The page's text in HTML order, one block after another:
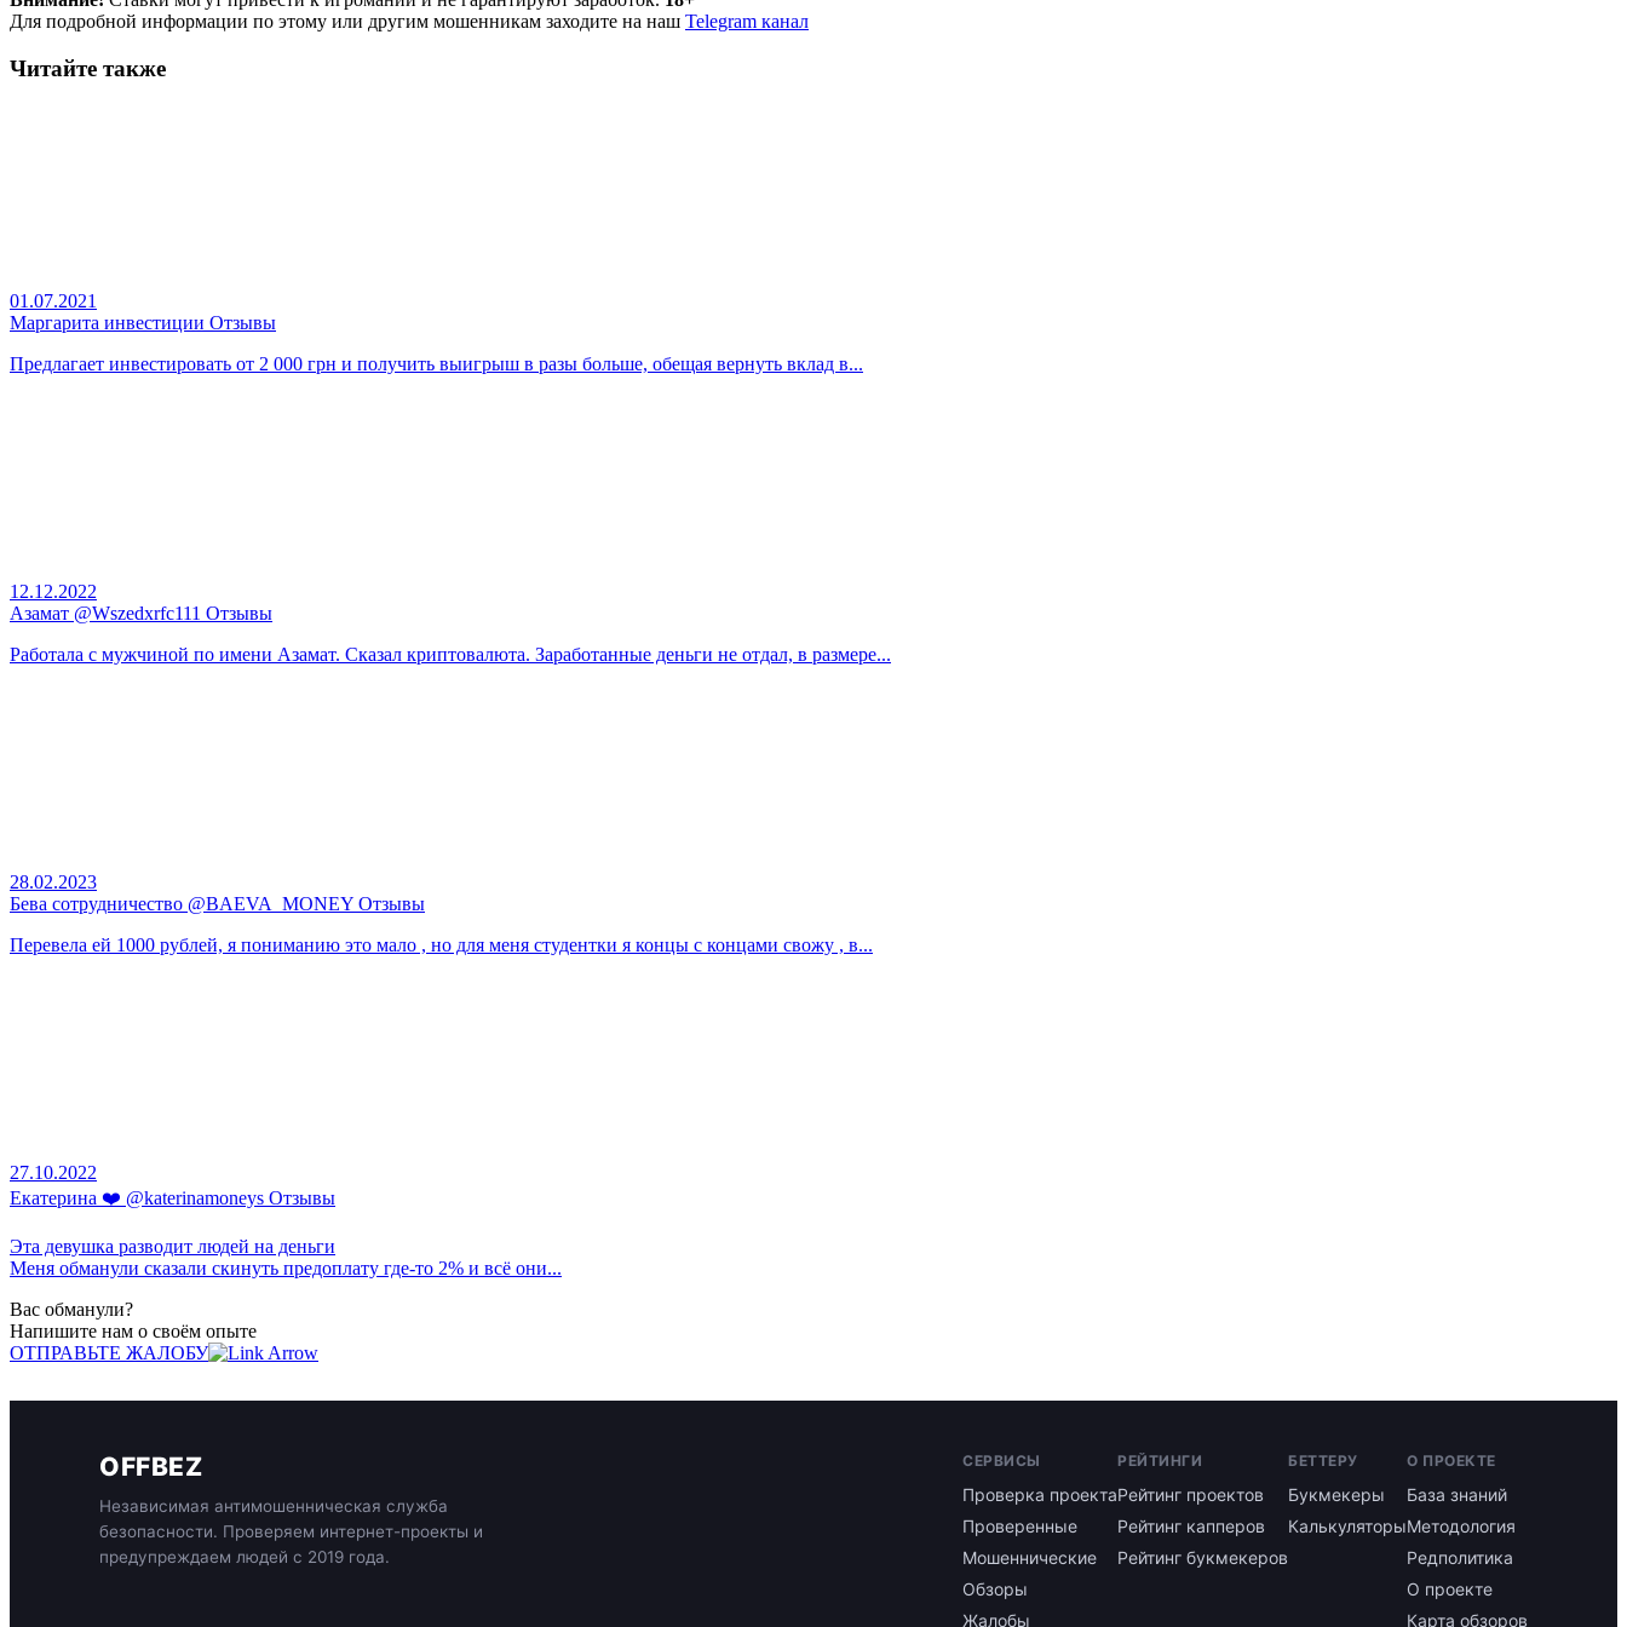
Для подробной информации по этому или другим мошенникам заходите на наш Telegram канал
Читайте также
01.07.2021
Маргарита инвестиции Отзывы
Предлагает инвестировать от 2 000 грн и получить выигрыш в разы больше, обещая вернуть вклад в...
12.12.2022
Азамат @Wszedxrfc111 Отзывы
Работала с мужчиной по имени Азамат. Сказал криптовалюта. Заработанные деньги не отдал, в размере...
28.02.2023
Бева сотрудничество @BAEVA_MONEY Отзывы
Перевела ей 1000 рублей, я пониманию это мало , но для меня студентки я концы с концами свожу , в...
27.10.2022
Екатерина ❤️ @katerinamoneys Отзывы
Эта девушка разводит людей на деньги
Меня обманули сказали скинуть предоплату где-то 2% и всё они...
Вас обманули?
Напишите нам о своём опыте
ОТПРАВЬТЕ ЖАЛОБУ
OFFBEZ
Независимая антимошенническая служба
безопасности. Проверяем интернет-проекты и
предупреждаем людей с 2019 года.
СЕРВИСЫ
Проверка проекта
Проверенные
Мошеннические
Обзоры
Жалобы
РЕЙТИНГИ
Рейтинг проектов
Рейтинг капперов
Рейтинг букмекеров
БЕТТЕРУ
Букмекеры
Калькуляторы
О ПРОЕКТЕ
База знаний
Методология
Редполитика
О проекте
Карта обзоров